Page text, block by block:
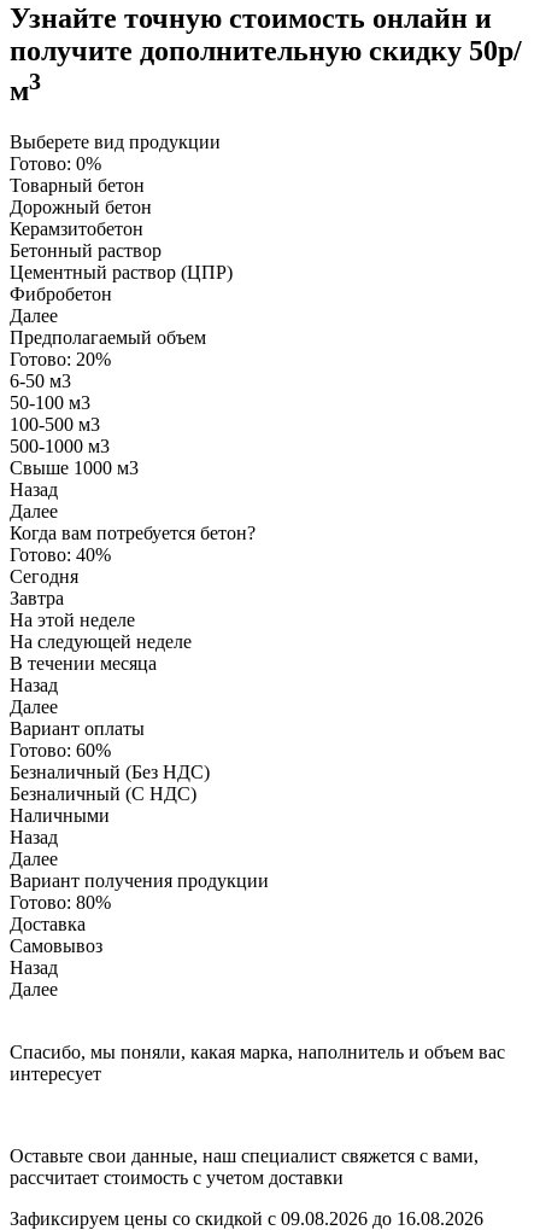
Узнайте точную стоимость онлайн и
получите дополнительную скидку 50р/
м3
Выберете вид продукции
Готово: 0%
Товарный бетон
Дорожный бетон
Керамзитобетон
Бетонный раствор
Цементный раствор (ЦПР)
Фибробетон
Далее
Предполагаемый объем
Готово: 20%
6-50 м3
50-100 м3
100-500 м3
500-1000 м3
Свыше 1000 м3
Назад
Далее
Когда вам потребуется бетон?
Готово: 40%
Сегодня
Завтра
На этой неделе
На следующей неделе
В течении месяца
Назад
Далее
Вариант оплаты
Готово: 60%
Безналичный (Без НДС)
Безналичный (С НДС)
Наличными
Назад
Далее
Вариант получения продукции
Готово: 80%
Доставка
Самовывоз
Назад
Далее
Спасибо, мы поняли, какая марка, наполнитель и объем вас
интересует
Оставьте свои данные, наш специалист свяжется с вами,
рассчитает стоимость с учетом доставки
Зафиксируем цены со скидкой с 09.08.2026 до 16.08.2026